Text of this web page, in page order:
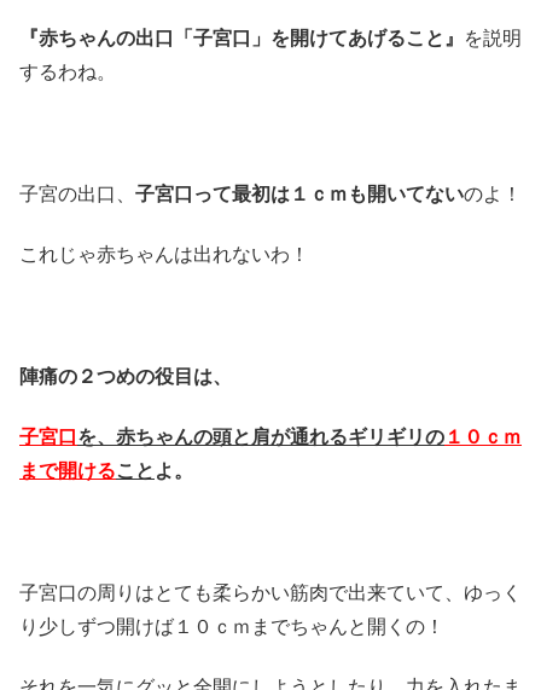
『赤ちゃんの出口「子宮口」を開けてあげること』
を説明
するわね。
子宮の出口、 子宮口って最初は１ｃｍも開いてないのよ！
これじゃ赤ちゃんは出れないわ！
陣痛の２つめの役目は、
子宮口 を、赤ちゃんの頭と肩が通れるギリギリの １０ｃｍ
まで開けること よ。
子宮口の周りはとても柔らかい筋肉で出来ていて、ゆっく
り少しずつ開けば１０ｃｍまでちゃんと開くの！